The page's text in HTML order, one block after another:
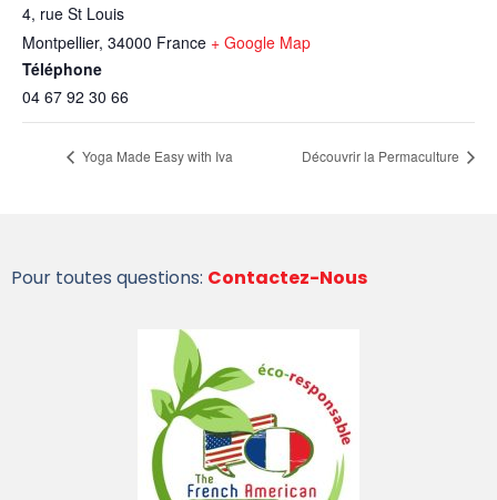
4, rue St Louis
Montpellier, 34000 France + Google Map
Téléphone
04 67 92 30 66
Yoga Made Easy with Iva Découvrir la Permaculture
Pour toutes questions: Contactez-Nous